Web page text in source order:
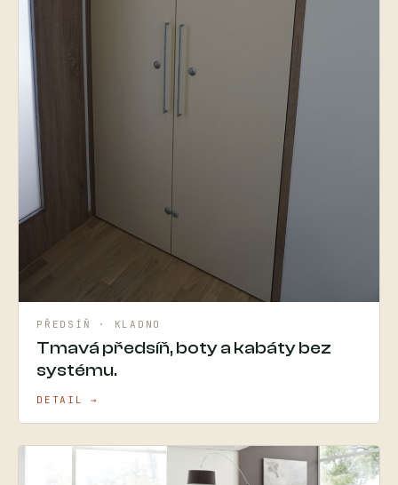
PŘEDSÍŇ · KLADNO
Tmavá předsíň, boty a kabáty bez
systému.
DETAIL →